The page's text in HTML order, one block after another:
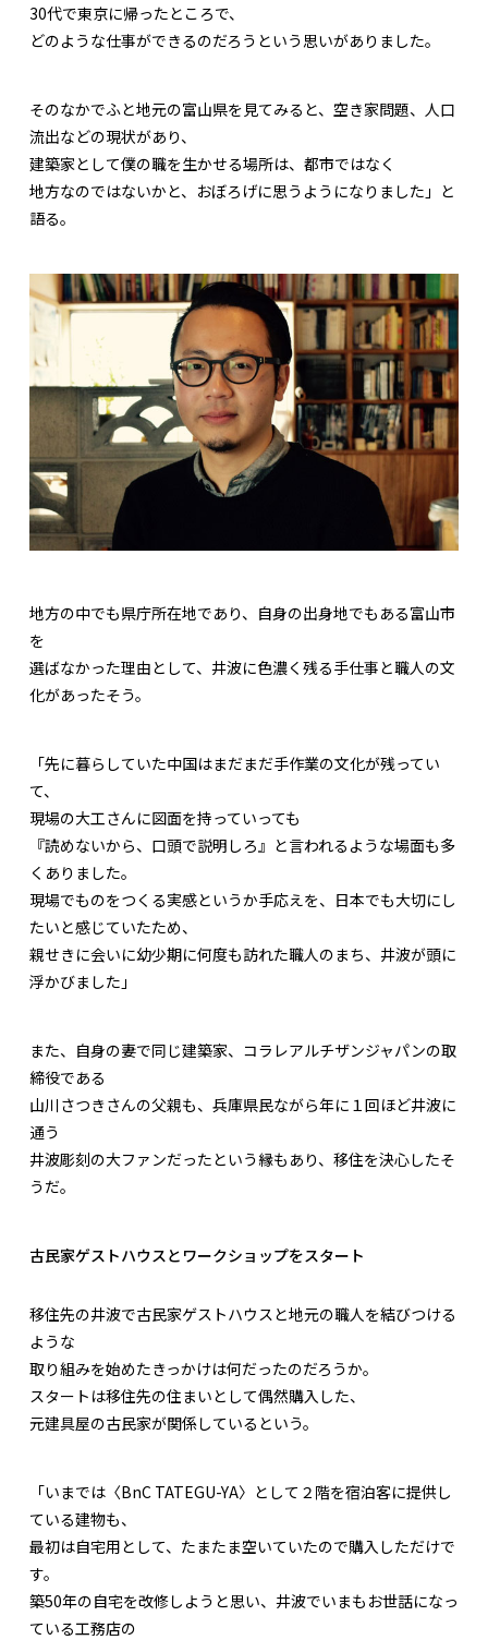
30代で東京に帰ったところで、
どのような仕事ができるのだろうという思いがありました。
そのなかでふと地元の富山県を見てみると、空き家問題、人口
流出などの現状があり、
建築家として僕の職を生かせる場所は、都市ではなく
地方なのではないかと、おぼろげに思うようになりました」と
語る。
地方の中でも県庁所在地であり、自身の出身地でもある富山市
を
選ばなかった理由として、井波に色濃く残る手仕事と職人の文
化があったそう。
「先に暮らしていた中国はまだまだ手作業の文化が残ってい
て、
現場の大工さんに図面を持っていっても
『読めないから、口頭で説明しろ』と言われるような場面も多
くありました。
現場でものをつくる実感というか手応えを、日本でも大切にし
たいと感じていたため、
親せきに会いに幼少期に何度も訪れた職人のまち、井波が頭に
浮かびました」
また、自身の妻で同じ建築家、コラレアルチザンジャパンの取
締役である
山川さつきさんの父親も、兵庫県民ながら年に１回ほど井波に
通う
井波彫刻の大ファンだったという縁もあり、移住を決心したそ
うだ。
古民家ゲストハウスとワークショップをスタート
移住先の井波で古民家ゲストハウスと地元の職人を結びつける
ような
取り組みを始めたきっかけは何だったのだろうか。
スタートは移住先の住まいとして偶然購入した、
元建具屋の古民家が関係しているという。
「いまでは〈BnC TATEGU-YA〉として２階を宿泊客に提供し
ている建物も、
最初は自宅用として、たまたま空いていたので購入しただけで
す。
築50年の自宅を改修しようと思い、井波でいまもお世話になっ
ている工務店の